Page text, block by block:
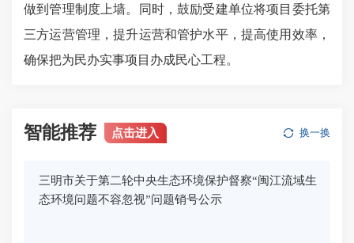
做到管理制度上墙。同时，鼓励受建单位将项目委托第
三方运营管理，提升运营和管护水平，提高使用效率，
确保把为民办实事项目办成民心工程。
智能推荐 点击进入 换一换
三明市关于第二轮中央生态环境保护督察“闽江流域生
态环境问题不容忽视”问题销号公示